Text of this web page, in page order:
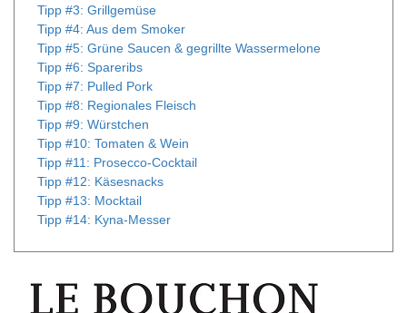
Tipp #3: Grillgemüse
Tipp #4: Aus dem Smoker
Tipp #5: Grüne Saucen & gegrillte Wassermelone
Tipp #6: Spareribs
Tipp #7: Pulled Pork
Tipp #8: Regionales Fleisch
Tipp #9: Würstchen
Tipp #10: Tomaten & Wein
Tipp #11: Prosecco-Cocktail
Tipp #12: Käsesnacks
Tipp #13: Mocktail
Tipp #14: Kyna-Messer